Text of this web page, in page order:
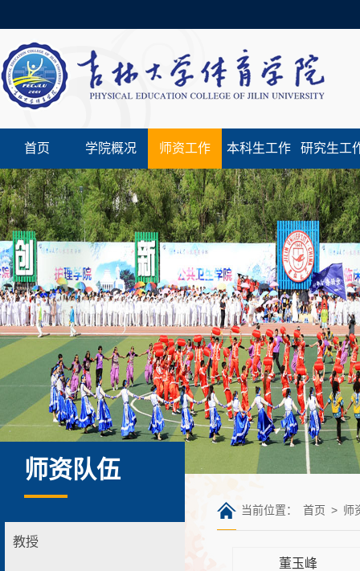
首页 学院概况 师资工作 本科生工作 研究生工
师资队伍
教授
当前位置： 首页 > 师
董玉峰